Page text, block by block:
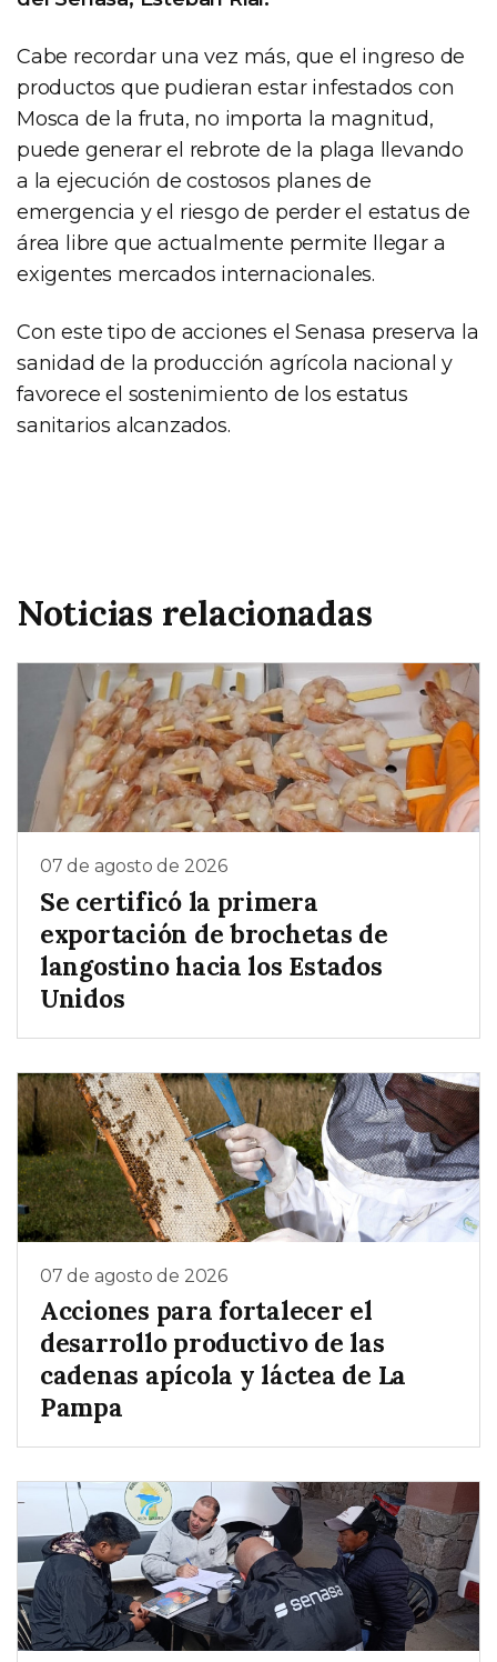
Cabe recordar una vez más, que el ingreso de
productos que pudieran estar infestados con
Mosca de la fruta, no importa la magnitud,
puede generar el rebrote de la plaga llevando
a la ejecución de costosos planes de
emergencia y el riesgo de perder el estatus de
área libre que actualmente permite llegar a
exigentes mercados internacionales.
Con este tipo de acciones el Senasa preserva la
sanidad de la producción agrícola nacional y
favorece el sostenimiento de los estatus
sanitarios alcanzados.
Noticias relacionadas
07 de agosto de 2026
Se certificó la primera
exportación de brochetas de
langostino hacia los Estados
Unidos
07 de agosto de 2026
Acciones para fortalecer el
desarrollo productivo de las
cadenas apícola y láctea de La
Pampa